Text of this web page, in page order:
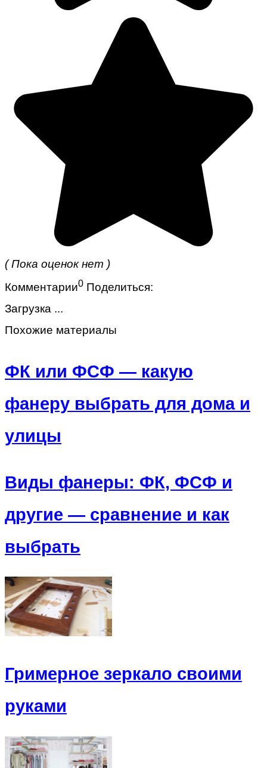
( Пока оценок нет )
Комментарии0 Поделиться:
Загрузка ...
Похожие материалы
ФК или ФСФ — какую
фанеру выбрать для дома и
улицы
Виды фанеры: ФК, ФСФ и
другие — сравнение и как
выбрать
Гримерное зеркало своими
руками